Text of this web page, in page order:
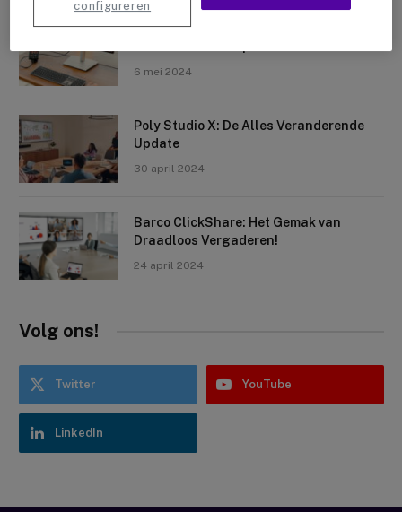
Crosscall X-Space: Transformeer Je
6 mei 2024
Poly Studio X: De Alles Veranderende
Update
30 april 2024
Barco ClickShare: Het Gemak van
Draadloos Vergaderen!
24 april 2024
Volg ons!
Twitter YouTube
LinkedIn
configureren